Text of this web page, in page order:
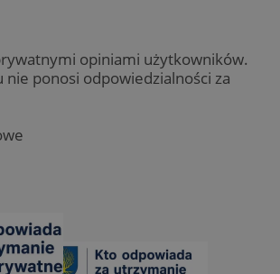
opiniami użytkowników.
nie ponosi odpowiedzialności za